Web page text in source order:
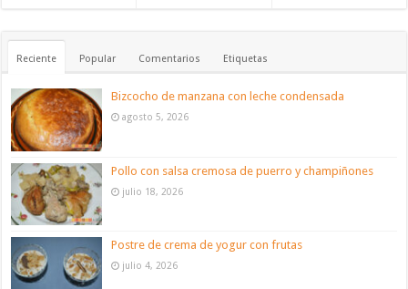
Reciente Popular Comentarios Etiquetas
Bizcocho de manzana con leche condensada
agosto 5, 2026
Pollo con salsa cremosa de puerro y champiñones
julio 18, 2026
Postre de crema de yogur con frutas
julio 4, 2026